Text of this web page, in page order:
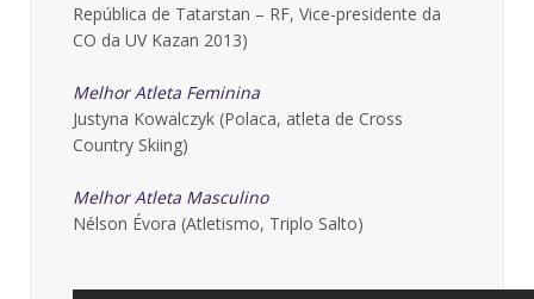
República de Tatarstan – RF, Vice-presidente da
CO da UV Kazan 2013)
Melhor Atleta Feminina
Justyna Kowalczyk (Polaca, atleta de Cross
Country Skiing)
Melhor Atleta Masculino
Nélson Évora (Atletismo, Triplo Salto)